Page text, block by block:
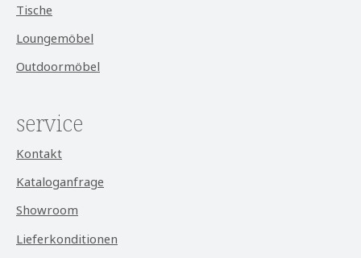
Tische
Loungemöbel
Outdoormöbel
service
Kontakt
Kataloganfrage
Showroom
Lieferkonditionen